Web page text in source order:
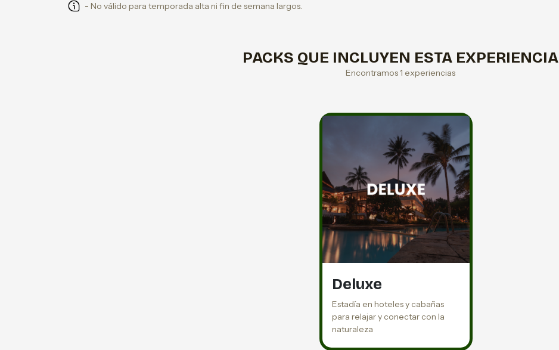
- No válido para temporada alta ni fin de semana largos.
PACKS QUE INCLUYEN ESTA EXPERIENCIA
Encontramos 1 experiencias
Deluxe
Estadía en hoteles y cabañas
para relajar y conectar con la
naturaleza